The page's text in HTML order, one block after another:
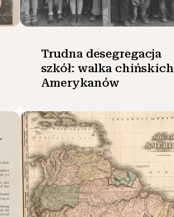
Trudna desegregacja
szkół: walka chińskich
Amerykanów